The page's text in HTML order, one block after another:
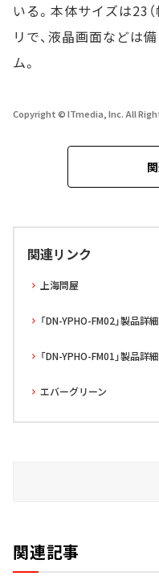
いる。本体サイズは23（
リで、液晶画面などは
ム。
Copyright © ITmedia, Inc. All
関連リンク
上海問屋
「DN-YPHO-FM02」製品詳
「DN-YPHO-FM01」製品詳
エバーグリーン
関連記事